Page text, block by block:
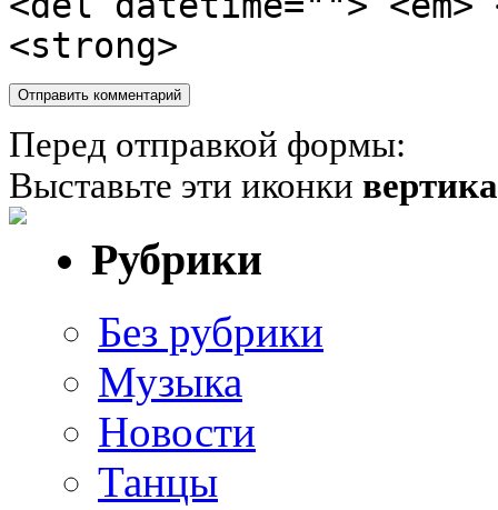
<strong>
Перед отправкой формы:
Выставьте эти иконки
Рубрики
Без рубрики
Музыка
Новости
Танцы